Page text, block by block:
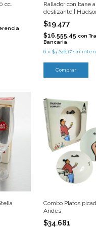
cc.
Rallador con base
deslizante |
$19.477
$16.555,45con
Bancaria
6 x $3.246,17 sin
Combo Platos
Andes
$34.681